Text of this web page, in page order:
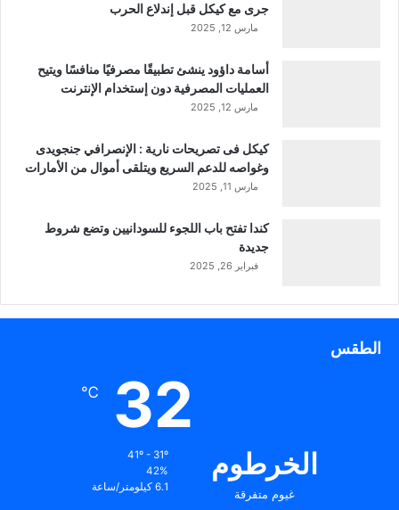
جرى مع كيكل قبل إندلاع الحرب
مارس 12, 2025
أسامة داؤود ينشئ تطبيقًا مصرفيًا منافسًا ويتيح
العمليات المصرفية دون إستخدام الإنترنت
مارس 12, 2025
كيكل فى تصريحات نارية : الإنصرافي جنجويدى
وغواصه للدعم السريع ويتلقى أموال من الأمارات
مارس 11, 2025
كندا تفتح باب اللجوء للسودانيين وتضع شروط
جديدة
فبراير 26, 2025
الطقس
الخرطوم
غيوم متفرقة
32
℃
42%
6.1 كيلومتر/ساعة